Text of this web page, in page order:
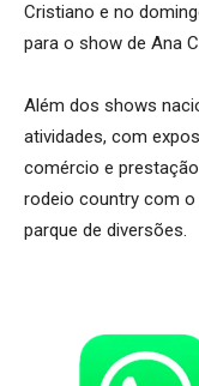
Cristiano e no
para o show de Ana
Além dos shows
atividades, com
comércio e
rodeio country com o
parque de diversões.